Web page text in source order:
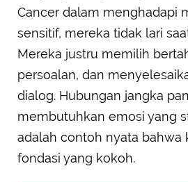
Cancer dalam menghadapi
sensitif, mereka tidak lari
Mereka justru memilih
persoalan, dan
dialog. Hubungan jangka
membutuhkan emosi yang
adalah contoh nyata bahwa
fondasi yang kokoh.